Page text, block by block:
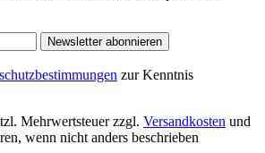
Newsletter abonnieren
zur Kenntnis
Mehrwertsteuer zzgl. Versandkosten und
wenn nicht anders beschrieben